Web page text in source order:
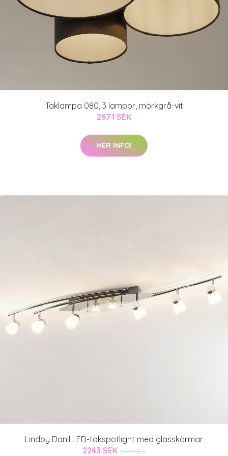
Taklampa 080, 3 lampor, mörkgrå-vit
2671 SEK
MER INFO!
Lindby Danil LED-takspotlight med glasskärmar
2243 SEK 2644 SEK